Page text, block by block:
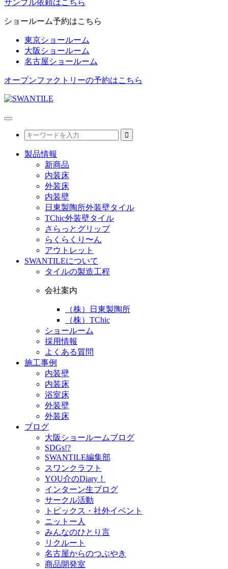
サンプル依頼はこちら
ショールーム予約はこちら
東京ショールーム
大阪ショールーム
名古屋ショールーム
オープンファクトリーの予約はこちら
製品情報
新商品
内装床
外装床
内装壁
日東製陶所外装壁タイル
TChic外装壁タイル
さらっとグリップ
らくらくり〜ん
アウトレット
SWANTILEについて
タイルの製造工程
会社案内
（株）日東製陶所
（株）TChic
ショールーム
採用情報
よくある質問
施工事例
内装壁
内装床
浴室床
外装壁
外装床
ブログ
大阪ショールームブログ
SDGs!?
SWANTILE編集部
スワンクラフト
YOU介のDiary！
インターン生ブログ
サークル活動
トピックス・社外イベント
ニットー人
みんなのひとり言
リクルート
名古屋からのつぶやき
商品開発室